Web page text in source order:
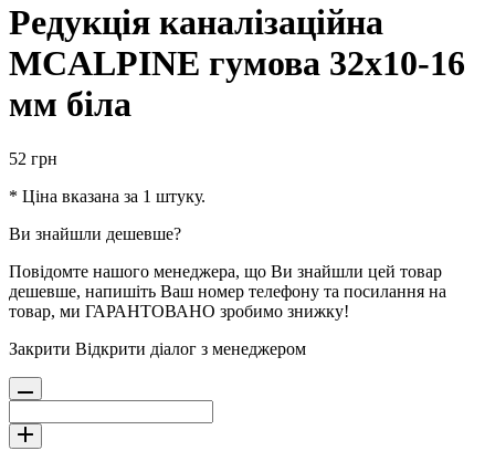
Редукція каналізаційна
MCALPINE гумова 32х10-16
мм біла
52 грн
* Ціна вказана за 1 штуку.
Ви знайшли дешевше?
Повідомте нашого менеджера, що Ви знайшли цей товар
дешевше, напишіть Ваш номер телефону та посилання на
товар, ми ГАРАНТОВАНО зробимо знижку!
Закрити Відкрити діалог з менеджером